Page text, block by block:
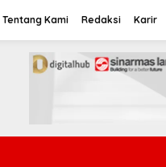
Tentang Kami Redaksi Karir